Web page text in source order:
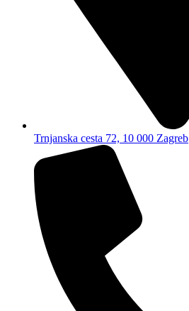
Trnjanska cesta 72, 10 000 Zagreb